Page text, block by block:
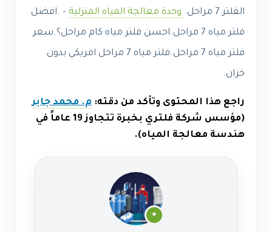
الفلتر 7 مراحل.
وحدة معالجة المياه المنزلية – .افضل
فلتر مياه 7 مراحل.
احسن فلتر مياه كام مراحل؟.سعر
فلتر مياه 7 مراحل.فلتر مياه 7 مراحل امريكي بدون
خزان.
راجع هذا المحتوى وتأكد من دقته: م. محمد جابر
(مؤسس شركة فلتري بخبرة تتجاوز 19 عاماً في
هندسة معالجة المياه).
★